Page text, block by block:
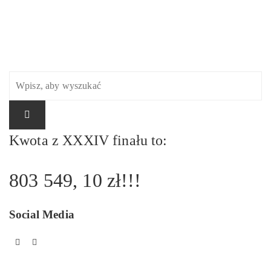
Kwota z XXXIV finału to:
803 549, 10 zł!!!
Social Media